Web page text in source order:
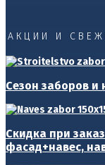
АКЦИИ И
Сезон заборов и
Скидка при
фасад+навес,